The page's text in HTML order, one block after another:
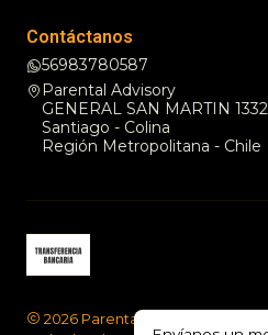
Contáctanos
56983780587
Parental Advisory
GENERAL SAN MARTIN
Santiago - Colina
Región Metropolitana - Chile
2026 Parental Advisory .